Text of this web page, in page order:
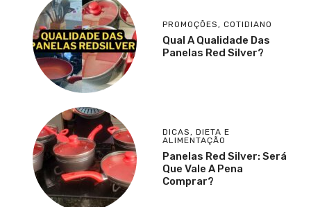
PROMOÇÕES, COTIDIANO
Qual A Qualidade Das
Panelas Red Silver?
DICAS, DIETA E
ALIMENTAÇÃO
Panelas Red Silver: Será
Que Vale A Pena
Comprar?